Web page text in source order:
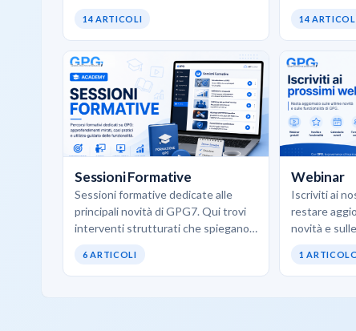
14 ARTICOLI
opportunità
14
Sessioni Formative
Sessioni formative dedicate alle
principali novità di GPG7. Qui trovi
interventi strutturati che spiegano
moduli, le funzionalità avanzate…
6 ARTICOLI
Webinar
Iscriviti ai
restare
novità e
1